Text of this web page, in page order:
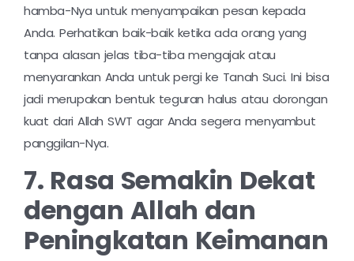
hamba-Nya untuk menyampaikan pesan kepada
Anda. Perhatikan baik-baik ketika ada orang yang
tanpa alasan jelas tiba-tiba mengajak atau
menyarankan Anda untuk pergi ke Tanah Suci. Ini bisa
jadi merupakan bentuk teguran halus atau dorongan
kuat dari Allah SWT agar Anda segera menyambut
panggilan-Nya.
7. Rasa Semakin Dekat
dengan Allah dan
Peningkatan Keimanan